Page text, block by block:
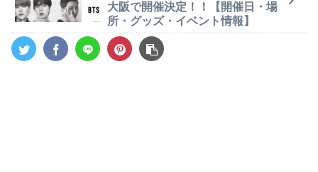
大阪で開催決定！！【開催日・場
所・グッズ・イベント情報】